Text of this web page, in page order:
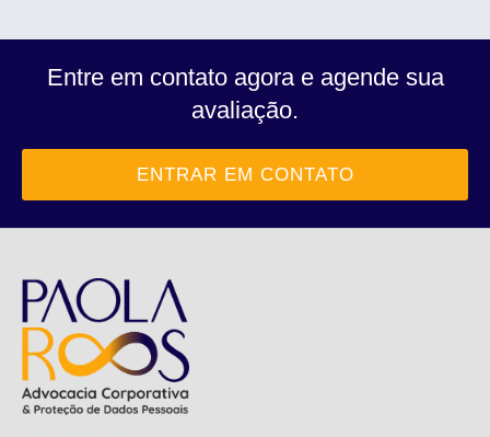
Entre em contato agora e agende sua
avaliação.
ENTRAR EM CONTATO